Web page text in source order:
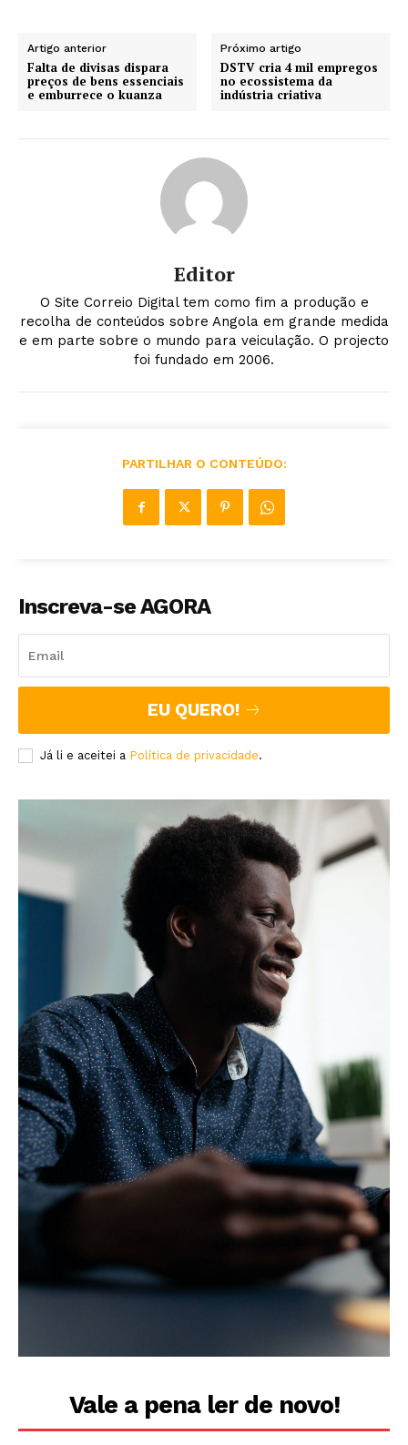
Artigo anterior
Falta de divisas dispara
preços de bens essenciais
e emburrece o kuanza
Próximo artigo
DSTV cria 4 mil empregos
no ecossistema da
indústria criativa
Editor
O Site Correio Digital tem como fim a produção e
recolha de conteúdos sobre Angola em grande medida
e em parte sobre o mundo para veiculação. O projecto
foi fundado em 2006.
PARTILHAR O CONTEÚDO:
Inscreva-se AGORA
EU QUERO!
Já li e aceitei a Política de privacidade.
Vale a pena ler de novo!